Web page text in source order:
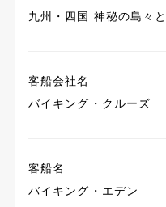
九州・四国 神秘の島々
客船会社名
バイキング・クルーズ
客船名
バイキング・エデン